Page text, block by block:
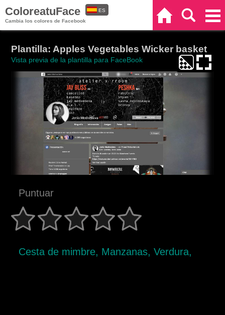
ColoreatuFace
Cambia los colores de Facebook
ES
Plantilla: Apples Vegetables Wicker basket
Vista previa de la plantilla para FaceBook
Puntuar
Cesta de mimbre, Manzanas, Verdura,